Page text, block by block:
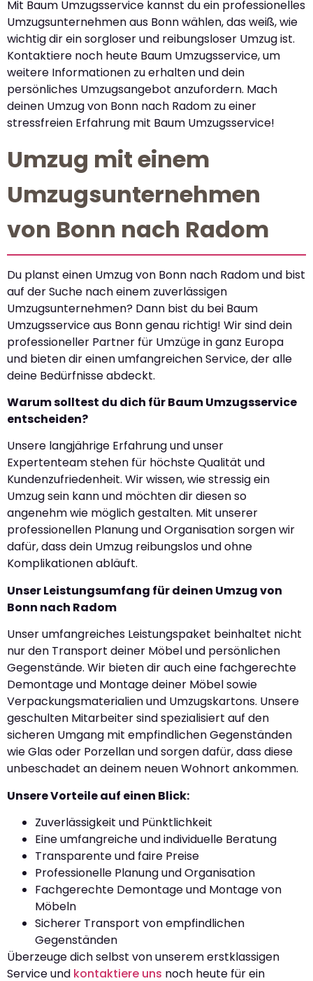
Mit Baum Umzugsservice kannst du ein professionelles
Umzugsunternehmen aus Bonn wählen, das weiß, wie
wichtig dir ein sorgloser und reibungsloser Umzug ist.
Kontaktiere noch heute Baum Umzugsservice, um
weitere Informationen zu erhalten und dein
persönliches Umzugsangebot anzufordern. Mach
deinen Umzug von Bonn nach Radom zu einer
stressfreien Erfahrung mit Baum Umzugsservice!
Umzug mit einem
Umzugsunternehmen
von Bonn nach Radom
Du planst einen Umzug von Bonn nach Radom und bist
auf der Suche nach einem zuverlässigen
Umzugsunternehmen? Dann bist du bei Baum
Umzugsservice aus Bonn genau richtig! Wir sind dein
professioneller Partner für Umzüge in ganz Europa
und bieten dir einen umfangreichen Service, der alle
deine Bedürfnisse abdeckt.
Warum solltest du dich für Baum Umzugsservice
entscheiden?
Unsere langjährige Erfahrung und unser
Expertenteam stehen für höchste Qualität und
Kundenzufriedenheit. Wir wissen, wie stressig ein
Umzug sein kann und möchten dir diesen so
angenehm wie möglich gestalten. Mit unserer
professionellen Planung und Organisation sorgen wir
dafür, dass dein Umzug reibungslos und ohne
Komplikationen abläuft.
Unser Leistungsumfang für deinen Umzug von
Bonn nach Radom
Unser umfangreiches Leistungspaket beinhaltet nicht
nur den Transport deiner Möbel und persönlichen
Gegenstände. Wir bieten dir auch eine fachgerechte
Demontage und Montage deiner Möbel sowie
Verpackungsmaterialien und Umzugskartons. Unsere
geschulten Mitarbeiter sind spezialisiert auf den
sicheren Umgang mit empfindlichen Gegenständen
wie Glas oder Porzellan und sorgen dafür, dass diese
unbeschadet an deinem neuen Wohnort ankommen.
Unsere Vorteile auf einen Blick:
Zuverlässigkeit und Pünktlichkeit
Eine umfangreiche und individuelle Beratung
Transparente und faire Preise
Professionelle Planung und Organisation
Fachgerechte Demontage und Montage von
Möbeln
Sicherer Transport von empfindlichen
Gegenständen
Überzeuge dich selbst von unserem erstklassigen
Service und kontaktiere uns noch heute für ein